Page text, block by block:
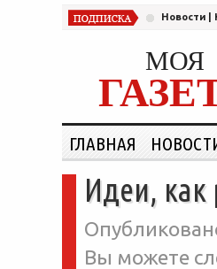
Новости
МОЯ
ГЛАВНАЯ
Идеи, как
Вы можете